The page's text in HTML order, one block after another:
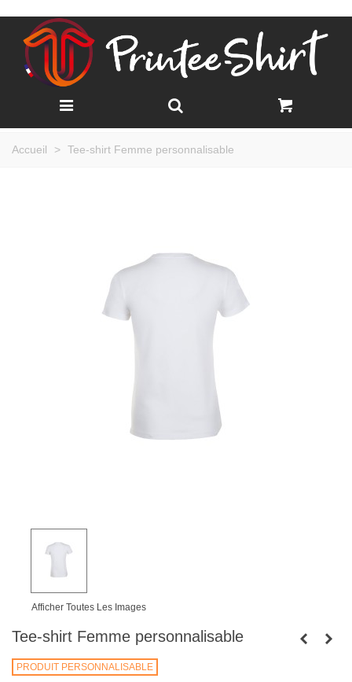
Accueil > Tee-shirt Femme personnalisable
Afficher Toutes Les Images
Tee-shirt Femme personnalisable
PRODUIT PERSONNALISABLE